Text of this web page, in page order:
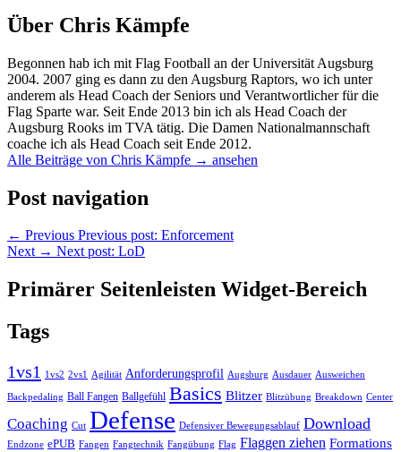
Über Chris Kämpfe
Begonnen hab ich mit Flag Football an der Universität Augsburg
2004. 2007 ging es dann zu den Augsburg Raptors, wo ich unter
anderem als Head Coach der Seniors und Verantwortlicher für die
Flag Sparte war. Seit Ende 2013 bin ich als Head Coach der
Augsburg Rooks im TVA tätig. Die Damen Nationalmannschaft
coache ich als Head Coach seit Ende 2012.
Alle Beiträge von Chris Kämpfe → ansehen
Post navigation
← Previous Previous post: Enforcement
Next → Next post: LoD
Primärer Seitenleisten Widget-Bereich
Tags
1vs1 1vs2 2vs1 Agilität Anforderungsprofil Augsburg Ausdauer Ausweichen
Backpedaling Ball Fangen Ballgefühl Basics Blitzer Blitzübung Breakdown Center
Coaching Cut Defense Defensiver Bewegungsablauf Download
Endzone ePUB Fangen Fangtechnik Fangübung Flag Flaggen ziehen Formations